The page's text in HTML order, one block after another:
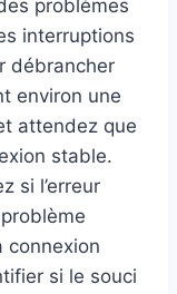
problèmes
interruptions
débrancher
environ une
attendez que
stable.
si l’erreur
connexion
si le souci